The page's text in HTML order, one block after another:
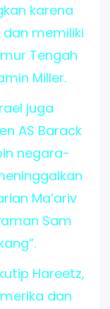
karena
memiliki
Tengah
Miller.
juga
AS Barack
negara-
Ma’ariv
Sam
Hareetz,
dan